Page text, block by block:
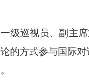
级巡视员、副主
的方式参与国际